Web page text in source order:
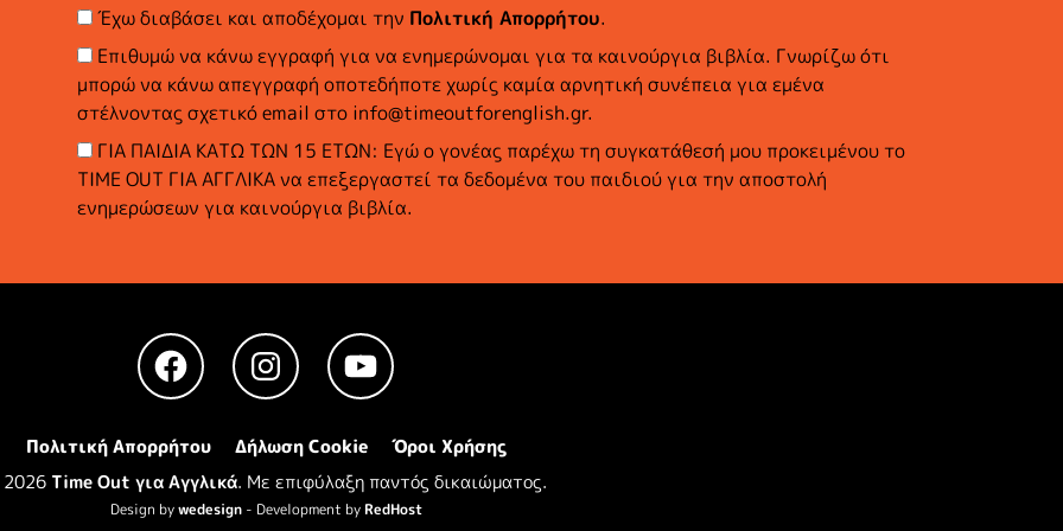
Έχω διαβάσει και αποδέχομαι την Πολιτική Απορρήτου.
Επιθυμώ να κάνω εγγραφή για να ενημερώνομαι για τα καινούργια βιβλία. Γνωρίζω ότι
μπορώ να κάνω απεγγραφή οποτεδήποτε χωρίς καμία αρνητική συνέπεια για εμένα
στέλνοντας σχετικό email στο info@timeoutforenglish.gr.
ΓΙΑ ΠΑΙΔΙΑ ΚΑΤΩ ΤΩΝ 15 ΕΤΩΝ: Εγώ ο γονέας παρέχω τη συγκατάθεσή μου προκειμένου το
TIME OUT ΓΙΑ ΑΓΓΛΙΚΑ να επεξεργαστεί τα δεδομένα του παιδιού για την αποστολή
ενημερώσεων για καινούργια βιβλία.
Facebook Instagram YouTube
Πολιτική Απορρήτου Δήλωση Cookie
Όροι Χρήσης
Time Out για Αγγλικά. Με επιφύλαξη παντός δικαιώματος.
Design bywedesign- Development by RedHost